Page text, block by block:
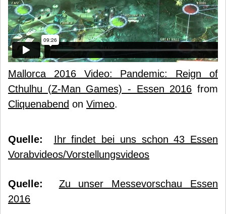
Mallorca 2016 Video: Pandemic: Reign of
Cthulhu (Z-Man Games) - Essen 2016 from
Cliquenabend on Vimeo.
Quelle:
Ihr findet bei uns schon 43 Essen
Vorabvideos/Vorstellungsvideos
Quelle:
Zu unser Messevorschau Essen
2016